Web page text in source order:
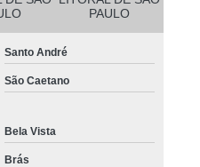
PAULO
Santo André
São Caetano
Bela Vista
Brás